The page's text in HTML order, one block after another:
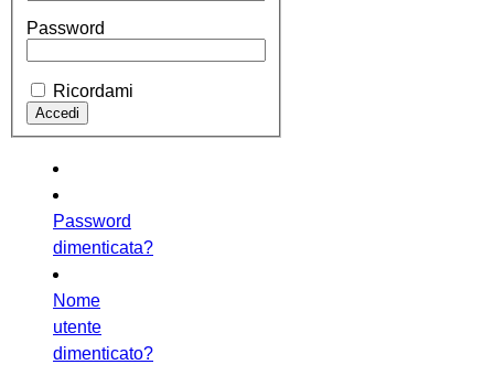
Password
Ricordami
Password
dimenticata?
Nome
utente
dimenticato?